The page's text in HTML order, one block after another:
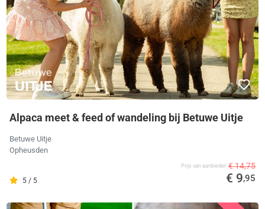
Alpaca meet & feed of wandeling bij Betuwe Uitje
Betuwe Uitje
Opheusden
5 / 5
Prijs van aanbieder € 14,75
€ 9,95